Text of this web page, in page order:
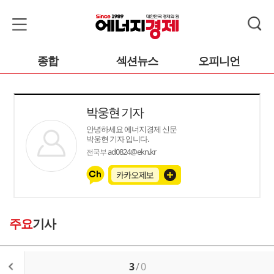
종합 섹션뉴스 오피니언
박웅현 기자
안녕하세요 에너지경제 신문
박웅현 기자 입니다.
전국부ad0824@ekn.kr
주요기사
3/0